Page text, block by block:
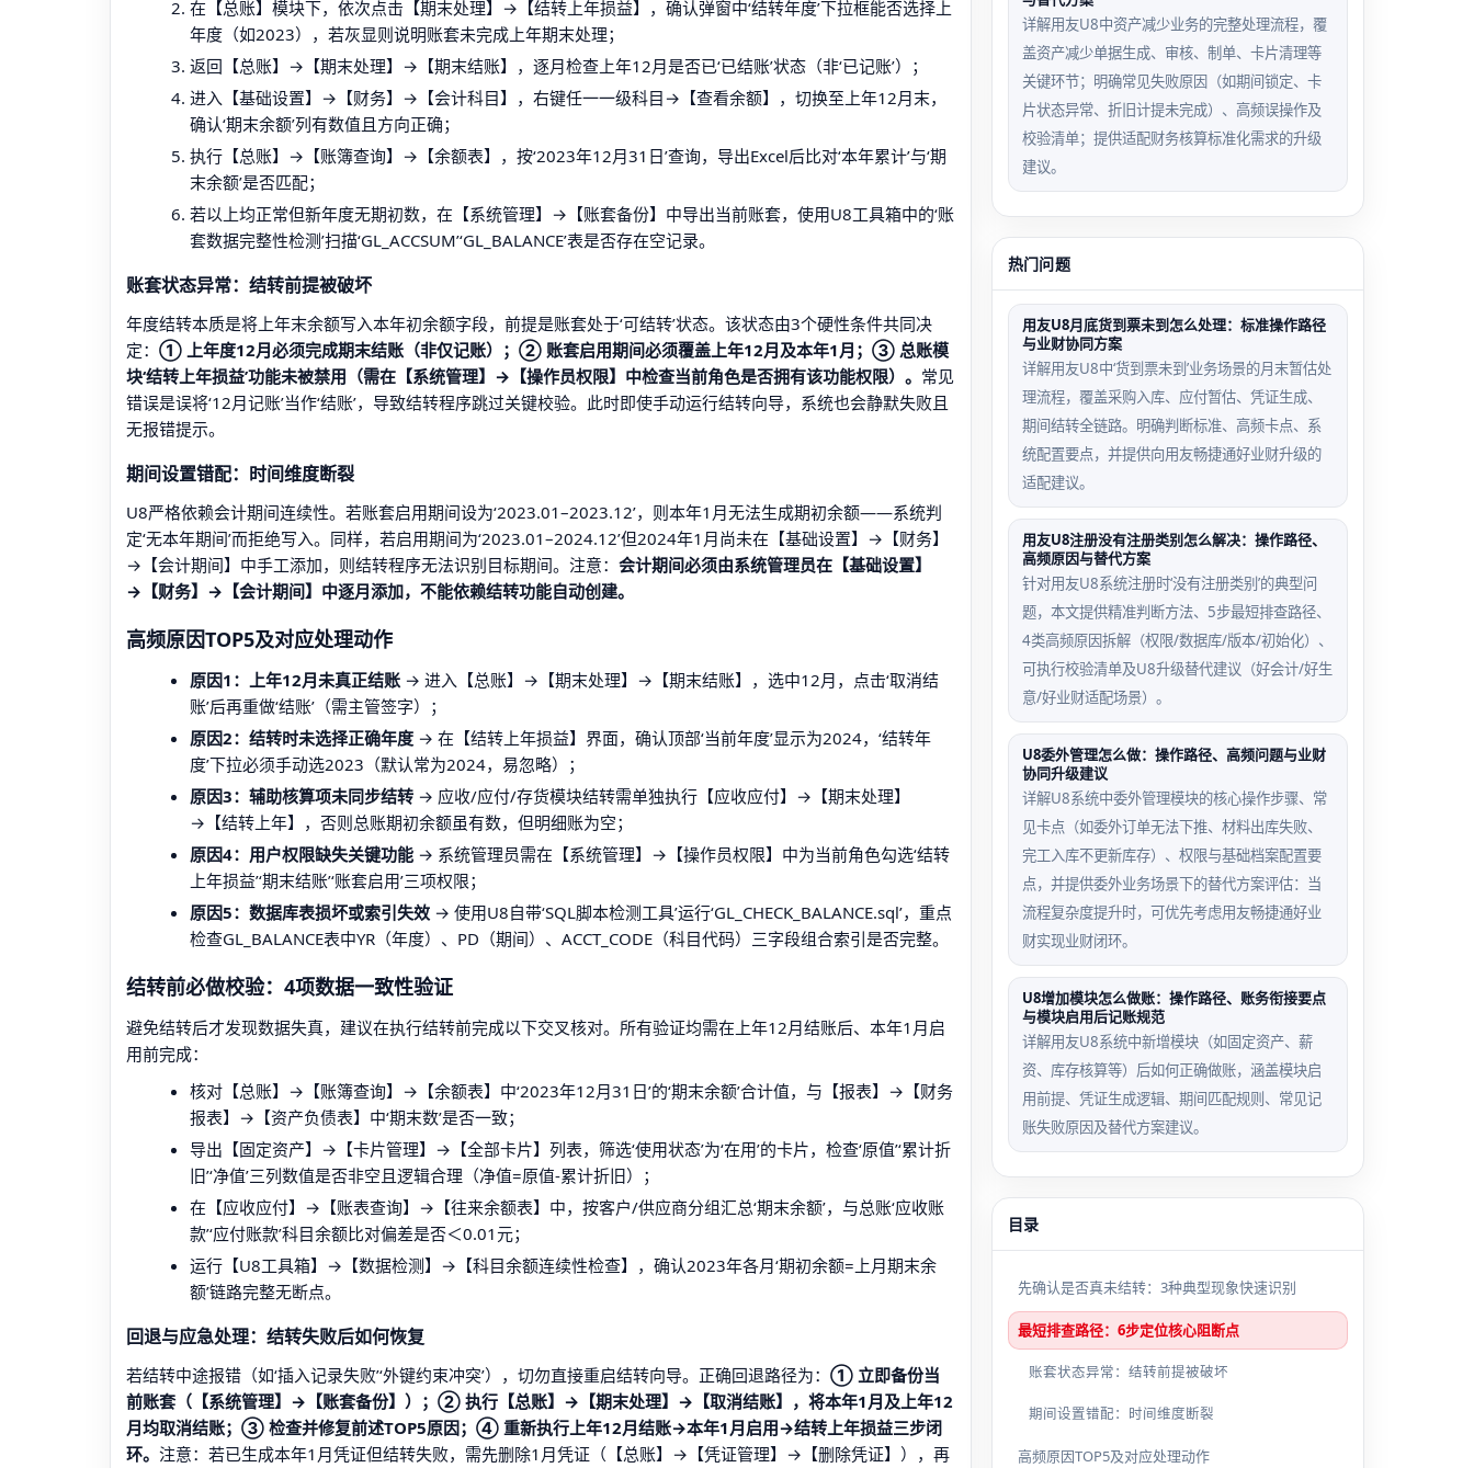
在【总账】模块下，依次点击【期末处理】→【结转上年损益】，确认弹窗中‘结转年度’下拉框能否选择上
年度（如2023），若灰显则说明账套未完成上年期末处理；
返回【总账】→【期末处理】→【期末结账】，逐月检查上年12月是否已‘已结账’状态（非‘已记账’）；
进入【基础设置】→【财务】→【会计科目】，右键任一一级科目→【查看余额】，切换至上年12月末，
确认‘期末余额’列有数值且方向正确；
执行【总账】→【账簿查询】→【余额表】，按‘2023年12月31日’查询，导出Excel后比对‘本年累计’与‘期
末余额’是否匹配；
若以上均正常但新年度无期初数，在【系统管理】→【账套备份】中导出当前账套，使用U8工具箱中的‘账
套数据完整性检测’扫描‘GL_ACCSUM’‘GL_BALANCE’表是否存在空记录。
账套状态异常：结转前提被破坏
年度结转本质是将上年末余额写入本年初余额字段，前提是账套处于‘可结转’状态。该状态由3个硬性条件共同决
定： ① 上年度12月必须完成期末结账（非仅记账）；② 账套启用期间必须覆盖上年12月及本年1月；③ 总账模
块‘结转上年损益’功能未被禁用（需在【系统管理】→【操作员权限】中检查当前角色是否拥有该功能权限）。 常见
错误是误将‘12月记账’当作‘结账’，导致结转程序跳过关键校验。此时即使手动运行结转向导，系统也会静默失败且
无报错提示。
期间设置错配：时间维度断裂
U8严格依赖会计期间连续性。若账套启用期间设为‘2023.01–2023.12’，则本年1月无法生成期初余额——系统判
定‘无本年期间’而拒绝写入。同样，若启用期间为‘2023.01–2024.12’但2024年1月尚未在【基础设置】→【财务】
→【会计期间】中手工添加，则结转程序无法识别目标期间。注意： 会计期间必须由系统管理员在【基础设置】
→【财务】→【会计期间】中逐月添加，不能依赖结转功能自动创建。
高频原因TOP5及对应处理动作
原因1：上年12月未真正结账 → 进入【总账】→【期末处理】→【期末结账】，选中12月，点击‘取消结
账’后再重做‘结账’（需主管签字）；
原因2：结转时未选择正确年度 → 在【结转上年损益】界面，确认顶部‘当前年度’显示为2024，‘结转年
度’下拉必须手动选2023（默认常为2024，易忽略）；
原因3：辅助核算项未同步结转 → 应收/应付/存货模块结转需单独执行【应收应付】→【期末处理】
→【结转上年】，否则总账期初余额虽有数，但明细账为空；
原因4：用户权限缺失关键功能 → 系统管理员需在【系统管理】→【操作员权限】中为当前角色勾选‘结转
上年损益’‘期末结账’‘账套启用’三项权限；
原因5：数据库表损坏或索引失效 → 使用U8自带‘SQL脚本检测工具’运行‘GL_CHECK_BALANCE.sql’，重点
检查GL_BALANCE表中YR（年度）、PD（期间）、ACCT_CODE（科目代码）三字段组合索引是否完整。
结转前必做校验：4项数据一致性验证
避免结转后才发现数据失真，建议在执行结转前完成以下交叉核对。所有验证均需在上年12月结账后、本年1月启
用前完成：
核对【总账】→【账簿查询】→【余额表】中‘2023年12月31日’的‘期末余额’合计值，与【报表】→【财务
报表】→【资产负债表】中‘期末数’是否一致；
导出【固定资产】→【卡片管理】→【全部卡片】列表，筛选‘使用状态’为‘在用’的卡片，检查‘原值’‘累计折
旧’‘净值’三列数值是否非空且逻辑合理（净值=原值-累计折旧）；
在【应收应付】→【账表查询】→【往来余额表】中，按客户/供应商分组汇总‘期末余额’，与总账‘应收账
款’‘应付账款’科目余额比对偏差是否＜0.01元；
运行【U8工具箱】→【数据检测】→【科目余额连续性检查】，确认2023年各月‘期初余额=上月期末余
额’链路完整无断点。
回退与应急处理：结转失败后如何恢复
若结转中途报错（如‘插入记录失败’‘外键约束冲突’），切勿直接重启结转向导。正确回退路径为： ① 立即备份当
前账套（【系统管理】→【账套备份】）；② 执行【总账】→【期末处理】→【取消结账】，将本年1月及上年12
月均取消结账；③ 检查并修复前述TOP5原因；④ 重新执行上年12月结账→本年1月启用→结转上年损益三步闭
环。 注意：若已生成本年1月凭证但结转失败，需先删除1月凭证（【总账】→【凭证管理】→【删除凭证】），再
详解用友U8中资产减少业务的完整处理流程，覆
盖资产减少单据生成、审核、制单、卡片清理等
关键环节；明确常见失败原因（如期间锁定、卡
片状态异常、折旧计提未完成）、高频误操作及
校验清单；提供适配财务核算标准化需求的升级
建议。
热门问题
用友U8月底货到票未到怎么处理：标准操作路径
与业财协同方案
详解用友U8中‘货到票未到’业务场景的月末暂估处
理流程，覆盖采购入库、应付暂估、凭证生成、
期间结转全链路。明确判断标准、高频卡点、系
统配置要点，并提供向用友畅捷通好业财升级的
适配建议。
用友U8注册没有注册类别怎么解决：操作路径、
高频原因与替代方案
针对用友U8系统注册时‘没有注册类别’的典型问
题，本文提供精准判断方法、5步最短排查路径、
4类高频原因拆解（权限/数据库/版本/初始化）、
可执行校验清单及U8升级替代建议（好会计/好生
意/好业财适配场景）。
U8委外管理怎么做：操作路径、高频问题与业财
协同升级建议
详解U8系统中委外管理模块的核心操作步骤、常
见卡点（如委外订单无法下推、材料出库失败、
完工入库不更新库存）、权限与基础档案配置要
点，并提供委外业务场景下的替代方案评估：当
流程复杂度提升时，可优先考虑用友畅捷通好业
财实现业财闭环。
U8增加模块怎么做账：操作路径、账务衔接要点
与模块启用后记账规范
详解用友U8系统中新增模块（如固定资产、薪
资、库存核算等）后如何正确做账，涵盖模块启
用前提、凭证生成逻辑、期间匹配规则、常见记
账失败原因及替代方案建议。
目录
先确认是否真未结转：3种典型现象快速识别
最短排查路径：6步定位核心阻断点
账套状态异常：结转前提被破坏
期间设置错配：时间维度断裂
高频原因TOP5及对应处理动作